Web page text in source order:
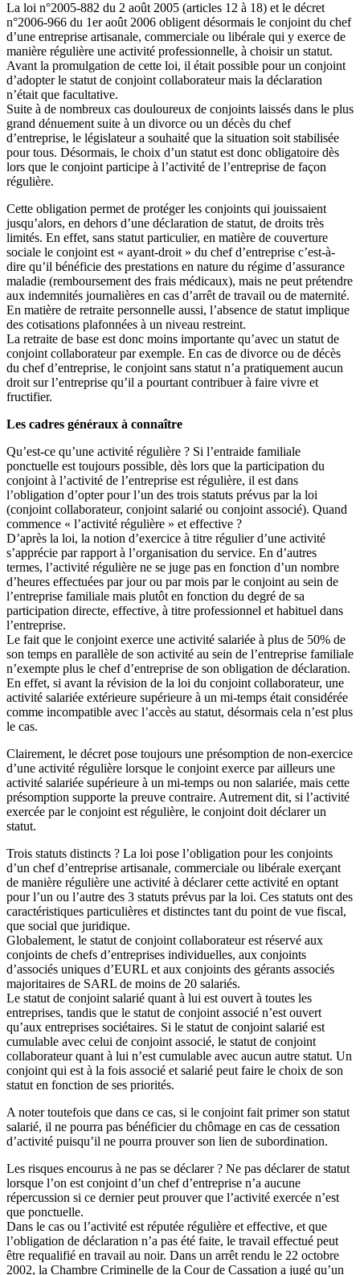
La loi n°2005-882 du 2 août 2005 (articles 12 à 18) et le décret
n°2006-966 du 1er août 2006 obligent désormais le conjoint du chef
d’une entreprise artisanale, commerciale ou libérale qui y exerce de
manière régulière une activité professionnelle, à choisir un statut.
Avant la promulgation de cette loi, il était possible pour un conjoint
d’adopter le statut de conjoint collaborateur mais la déclaration
n’était que facultative.
Suite à de nombreux cas douloureux de conjoints laissés dans le plus
grand dénuement suite à un divorce ou un décès du chef
d’entreprise, le législateur a souhaité que la situation soit stabilisée
pour tous. Désormais, le choix d’un statut est donc obligatoire dès
lors que le conjoint participe à l’activité de l’entreprise de façon
régulière.
Cette obligation permet de protéger les conjoints qui jouissaient
jusqu’alors, en dehors d’une déclaration de statut, de droits très
limités. En effet, sans statut particulier, en matière de couverture
sociale le conjoint est « ayant-droit » du chef d’entreprise c’est-à-
dire qu’il bénéficie des prestations en nature du régime d’assurance
maladie (remboursement des frais médicaux), mais ne peut prétendre
aux indemnités journalières en cas d’arrêt de travail ou de maternité.
En matière de retraite personnelle aussi, l’absence de statut implique
des cotisations plafonnées à un niveau restreint.
La retraite de base est donc moins importante qu’avec un statut de
conjoint collaborateur par exemple. En cas de divorce ou de décès
du chef d’entreprise, le conjoint sans statut n’a pratiquement aucun
droit sur l’entreprise qu’il a pourtant contribuer à faire vivre et
fructifier.
Les cadres généraux à connaître
Qu’est-ce qu’une activité régulière ? Si l’entraide familiale
ponctuelle est toujours possible, dès lors que la participation du
conjoint à l’activité de l’entreprise est régulière, il est dans
l’obligation d’opter pour l’un des trois statuts prévus par la loi
(conjoint collaborateur, conjoint salarié ou conjoint associé). Quand
commence « l’activité régulière » et effective ?
D’après la loi, la notion d’exercice à titre régulier d’une activité
s’apprécie par rapport à l’organisation du service. En d’autres
termes, l’activité régulière ne se juge pas en fonction d’un nombre
d’heures effectuées par jour ou par mois par le conjoint au sein de
l’entreprise familiale mais plutôt en fonction du degré de sa
participation directe, effective, à titre professionnel et habituel dans
l’entreprise.
Le fait que le conjoint exerce une activité salariée à plus de 50% de
son temps en parallèle de son activité au sein de l’entreprise familiale
n’exempte plus le chef d’entreprise de son obligation de déclaration.
En effet, si avant la révision de la loi du conjoint collaborateur, une
activité salariée extérieure supérieure à un mi-temps était considérée
comme incompatible avec l’accès au statut, désormais cela n’est plus
le cas.
Clairement, le décret pose toujours une présomption de non-exercice
d’une activité régulière lorsque le conjoint exerce par ailleurs une
activité salariée supérieure à un mi-temps ou non salariée, mais cette
présomption supporte la preuve contraire. Autrement dit, si l’activité
exercée par le conjoint est régulière, le conjoint doit déclarer un
statut.
Trois statuts distincts ? La loi pose l’obligation pour les conjoints
d’un chef d’entreprise artisanale, commerciale ou libérale exerçant
de manière régulière une activité à déclarer cette activité en optant
pour l’un ou l’autre des 3 statuts prévus par la loi. Ces statuts ont des
caractéristiques particulières et distinctes tant du point de vue fiscal,
que social que juridique.
Globalement, le statut de conjoint collaborateur est réservé aux
conjoints de chefs d’entreprises individuelles, aux conjoints
d’associés uniques d’EURL et aux conjoints des gérants associés
majoritaires de SARL de moins de 20 salariés.
Le statut de conjoint salarié quant à lui est ouvert à toutes les
entreprises, tandis que le statut de conjoint associé n’est ouvert
qu’aux entreprises sociétaires. Si le statut de conjoint salarié est
cumulable avec celui de conjoint associé, le statut de conjoint
collaborateur quant à lui n’est cumulable avec aucun autre statut. Un
conjoint qui est à la fois associé et salarié peut faire le choix de son
statut en fonction de ses priorités.
A noter toutefois que dans ce cas, si le conjoint fait primer son statut
salarié, il ne pourra pas bénéficier du chômage en cas de cessation
d’activité puisqu’il ne pourra prouver son lien de subordination.
Les risques encourus à ne pas se déclarer ? Ne pas déclarer de statut
lorsque l’on est conjoint d’un chef d’entreprise n’a aucune
répercussion si ce dernier peut prouver que l’activité exercée n’est
que ponctuelle.
Dans le cas ou l’activité est réputée régulière et effective, et que
l’obligation de déclaration n’a pas été faite, le travail effectué peut
être requalifié en travail au noir. Dans un arrêt rendu le 22 octobre
2002, la Chambre Criminelle de la Cour de Cassation a jugé qu’un